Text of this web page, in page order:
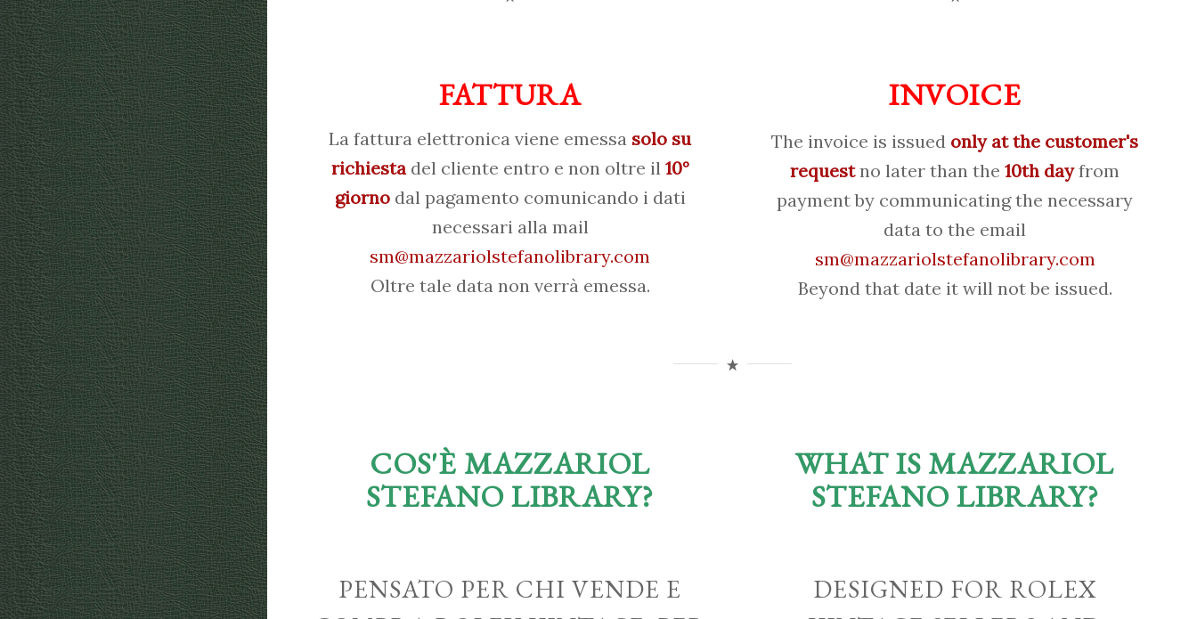
FATTURA
La fattura elettronica viene emessa solo su
richiestadel cliente entro e non oltre il 10°
giornodal pagamento comunicando i dati
necessari alla mail
sm@mazzariolstefanolibrary.com
Oltre tale data non verrà emessa.
INVOICE
The invoice is issued only at the customer's
requestno later than the10th dayfrom
payment by communicating the necessary
data to the email
sm@mazzariolstefanolibrary.com
Beyond that date it will not be issued.
COS'È MAZZARIOL
STEFANO LIBRARY?
WHAT IS MAZZARIOL
STEFANO LIBRARY?
PENSATO PER CHI VENDE E
DESIGNED FOR ROLEX